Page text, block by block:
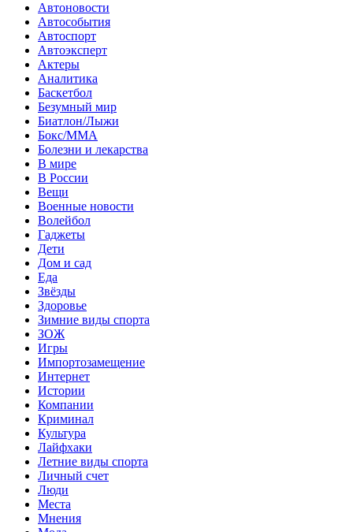
Автоновости
Автособытия
Автоспорт
Автоэксперт
Актеры
Аналитика
Баскетбол
Безумный мир
Биатлон/Лыжи
Бокс/MMA
Болезни и лекарства
В мире
В России
Вещи
Военные новости
Волейбол
Гаджеты
Дети
Дом и сад
Еда
Звёзды
Здоровье
Зимние виды спорта
ЗОЖ
Игры
Импортозамещение
Интернет
Истории
Компании
Криминал
Культура
Лайфхаки
Летние виды спорта
Личный счет
Люди
Места
Мнения